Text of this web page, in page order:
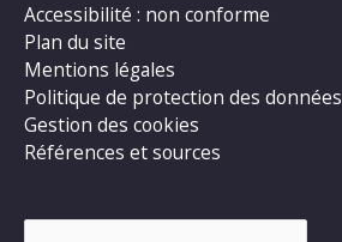
Accessibilité : non conforme
Plan du site
Mentions légales
Politique de protection des données
Gestion des cookies
Références et sources